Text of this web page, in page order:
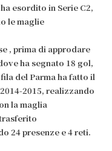
esordito in Serie C2,
le maglie
, prima di approdare
ha segnato 18 gol,
del Parmaha fatto il
2015, realizzando
la maglia
24 presenze e 4 reti.